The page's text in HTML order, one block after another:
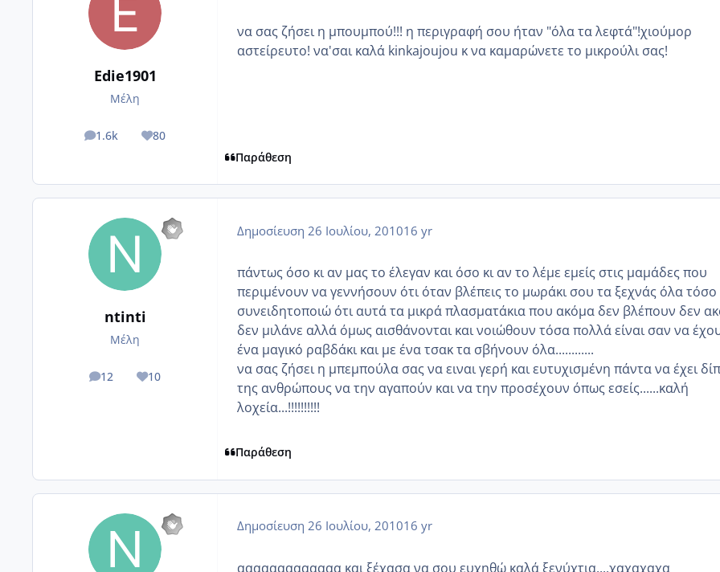
Edie1901
Μέλη
1.6k
posts 80
Reputation
να σας ζήσει η μπουμπού!!! η περιγραφή σου ήταν "όλα τα λεφτά"!χιούμορ
αστείρευτο! να'σαι καλά kinkajoujou κ να καμαρώνετε το μικρούλι σας!
Παράθεση
ntinti
Μέλη
12
posts 10
Reputation
Δημοσίευση 26 Ιουλίου, 201016 yr
πάντως όσο κι αν μας το έλεγαν και όσο κι αν το λέμε εμείς στις μαμάδες που
περιμένουν να γεννήσουν ότι όταν βλέπεις το μωράκι σου τα ξεχνάς όλα τόσο
συνειδητοποιώ ότι αυτά τα μικρά πλασματάκια που ακόμα δεν βλέπουν δεν
δεν μιλάνε αλλά όμως αισθάνονται και νοιώθουν τόσα πολλά είναι σαν να
ένα μαγικό ραβδάκι και με ένα τσακ τα σβήνουν όλα............
να σας ζήσει η μπεμπούλα σας να ειναι γερή και ευτυχισμένη πάντα να έχει
της ανθρώπους να την αγαπούν και να την προσέχουν όπως εσείς......καλή
λοχεία...!!!!!!!!!!
Παράθεση
Δημοσίευση 26 Ιουλίου, 201016 yr
ααααααααααααα και ξέχασα να σου ευχηθώ καλά ξενύχτια....χαχαχαχα